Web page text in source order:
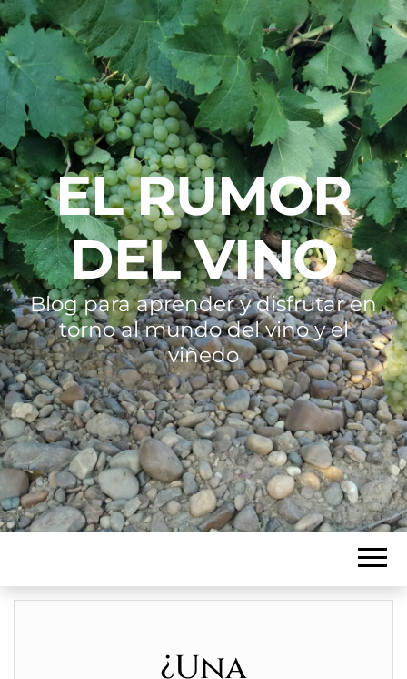
EL RUMOR
DEL VINO
Blog para aprender y disfrutar en
torno al mundo del vino y el
viñedo
¿Una